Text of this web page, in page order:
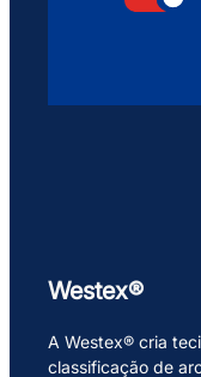
Westex®
A Westex® cria
classificação de